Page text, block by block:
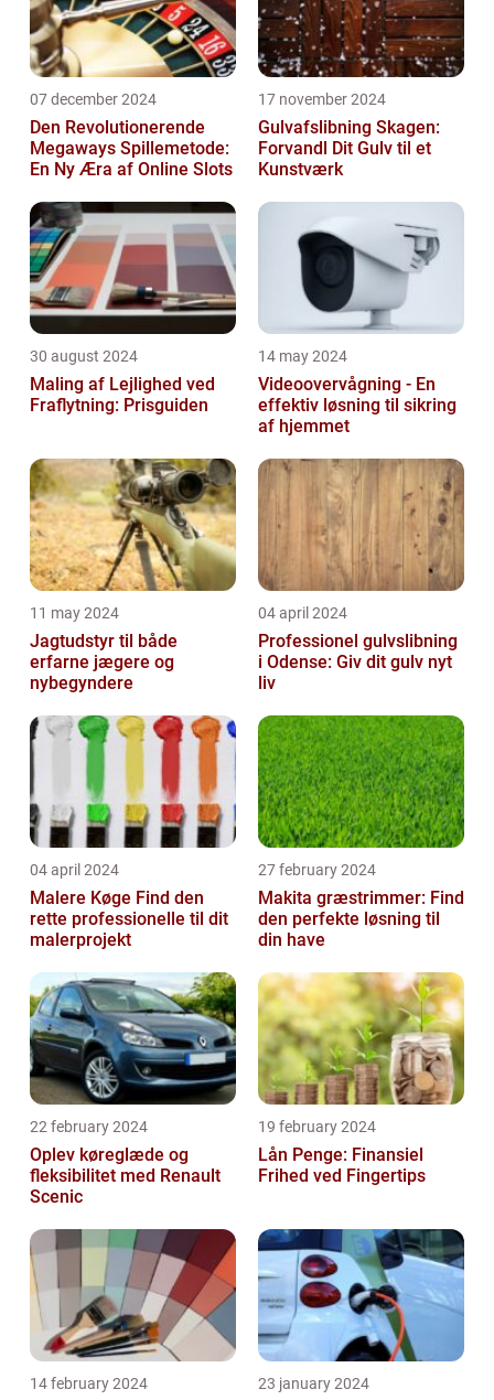
07 december 2024
Den Revolutionerende
Megaways Spillemetode:
En Ny Æra af Online Slots
17 november 2024
Gulvafslibning Skagen:
Forvandl Dit Gulv til et
Kunstværk
30 august 2024
Maling af Lejlighed ved
Fraflytning: Prisguiden
14 may 2024
Videoovervågning - En
effektiv løsning til sikring
af hjemmet
11 may 2024
Jagtudstyr til både
erfarne jægere og
nybegyndere
04 april 2024
Professionel gulvslibning
i Odense: Giv dit gulv nyt
liv
04 april 2024
Malere Køge Find den
rette professionelle til dit
malerprojekt
27 february 2024
Makita græstrimmer: Find
den perfekte løsning til
din have
22 february 2024
Oplev køreglæde og
fleksibilitet med Renault
Scenic
19 february 2024
Lån Penge: Finansiel
Frihed ved Fingertips
14 february 2024 23 january 2024